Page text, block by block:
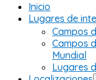
Inicio
Lugares de
Campos
Campos
Mundial
Lugares